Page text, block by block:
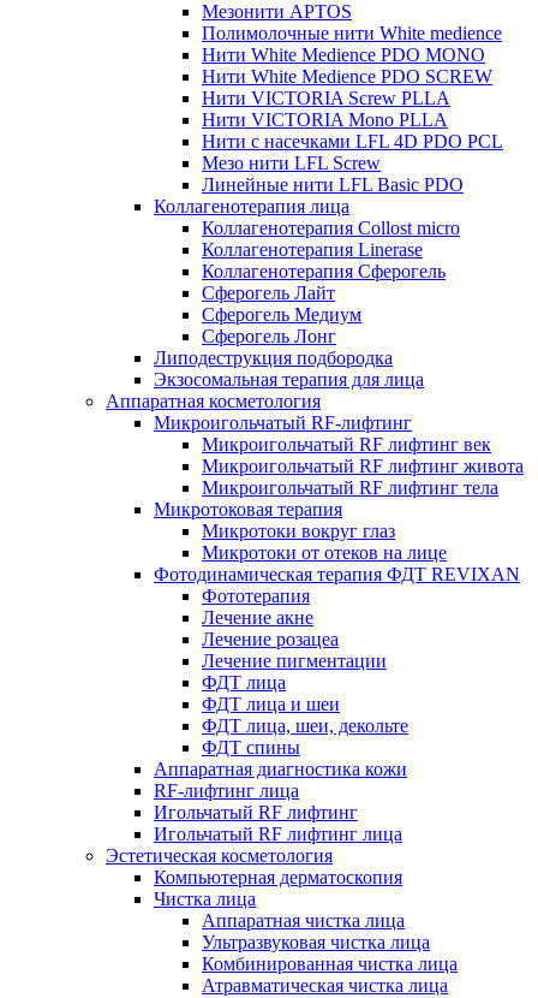
Мезонити APTOS
Полимолочные нити White medience
Нити White Medience PDO MONO
Нити White Medience PDO SCREW
Нити VICTORIA Screw PLLA
Нити VICTORIA Mono PLLA
Нити с насечками LFL 4D PDO PCL
Мезо нити LFL Screw
Линейные нити LFL Basic PDO
Коллагенотерапия лица
Коллагенотерапия Collost micro
Коллагенотерапия Linerase
Коллагенотерапия Сферогель
Сферогель Лайт
Сферогель Медиум
Сферогель Лонг
Липодеструкция подбородка
Экзосомальная терапия для лица
Аппаратная косметология
Микроигольчатый RF-лифтинг
Микроигольчатый RF лифтинг век
Микроигольчатый RF лифтинг живота
Микроигольчатый RF лифтинг тела
Микротоковая терапия
Микротоки вокруг глаз
Микротоки от отеков на лице
Фотодинамическая терапия ФДТ REVIXAN
Фототерапия
Лечение акне
Лечение розацеа
Лечение пигментации
ФДТ лица
ФДТ лица и шеи
ФДТ лица, шеи, декольте
ФДТ спины
Аппаратная диагностика кожи
RF-лифтинг лица
Игольчатый RF лифтинг
Игольчатый RF лифтинг лица
Эстетическая косметология
Компьютерная дерматоскопия
Чистка лица
Аппаратная чистка лица
Ультразвуковая чистка лица
Комбинированная чистка лица
Атравматическая чистка лица